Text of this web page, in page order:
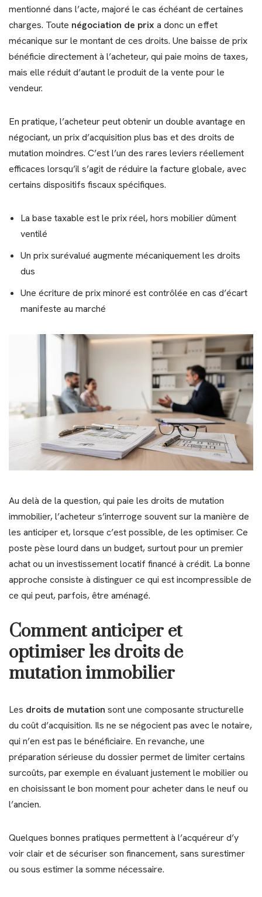
mentionné dans l’acte, majoré le cas échéant de certaines
charges. Toute négociation de prix a donc un effet
mécanique sur le montant de ces droits. Une baisse de prix
bénéficie directement à l’acheteur, qui paie moins de taxes,
mais elle réduit d’autant le produit de la vente pour le
vendeur.
En pratique, l’acheteur peut obtenir un double avantage en
négociant, un prix d’acquisition plus bas et des droits de
mutation moindres. C’est l’un des rares leviers réellement
efficaces lorsqu’il s’agit de réduire la facture globale, avec
certains dispositifs fiscaux spécifiques.
La base taxable est le prix réel, hors mobilier dûment
ventilé
Un prix surévalué augmente mécaniquement les droits
dus
Une écriture de prix minoré est contrôlée en cas d’écart
manifeste au marché
Au delà de la question, qui paie les droits de mutation
immobilier, l’acheteur s’interroge souvent sur la manière de
les anticiper et, lorsque c’est possible, de les optimiser. Ce
poste pèse lourd dans un budget, surtout pour un premier
achat ou un investissement locatif financé à crédit. La bonne
approche consiste à distinguer ce qui est incompressible de
ce qui peut, parfois, être aménagé.
Comment anticiper et
optimiser les droits de
mutation immobilier
Les droits de mutation sont une composante structurelle
du coût d’acquisition. Ils ne se négocient pas avec le notaire,
qui n’en est pas le bénéficiaire. En revanche, une
préparation sérieuse du dossier permet de limiter certains
surcoûts, par exemple en évaluant justement le mobilier ou
en choisissant le bon moment pour acheter dans le neuf ou
l’ancien.
Quelques bonnes pratiques permettent à l’acquéreur d’y
voir clair et de sécuriser son financement, sans surestimer
ou sous estimer la somme nécessaire.